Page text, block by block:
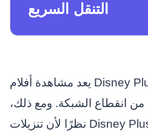
التنقل السريع
يعد مشاهدة أفلام Disney Plus دون اتصال بالإنترنت
من انقطاع الشبكة. ومع ذلك،
نظرًا لأن تنزيلات Disney Plus عالية الجودة تشغل